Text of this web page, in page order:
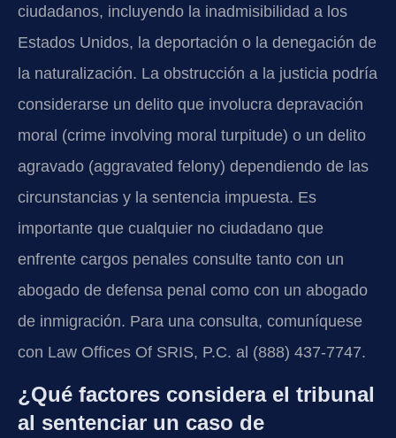
ciudadanos, incluyendo la inadmisibilidad a los
Estados Unidos, la deportación o la denegación de
la naturalización. La obstrucción a la justicia podría
considerarse un delito que involucra depravación
moral (crime involving moral turpitude) o un delito
agravado (aggravated felony) dependiendo de las
circunstancias y la sentencia impuesta. Es
importante que cualquier no ciudadano que
enfrente cargos penales consulte tanto con un
abogado de defensa penal como con un abogado
de inmigración. Para una consulta, comuníquese
con Law Offices Of SRIS, P.C. al (888) 437-7747.
¿Qué factores considera el tribunal
al sentenciar un caso de